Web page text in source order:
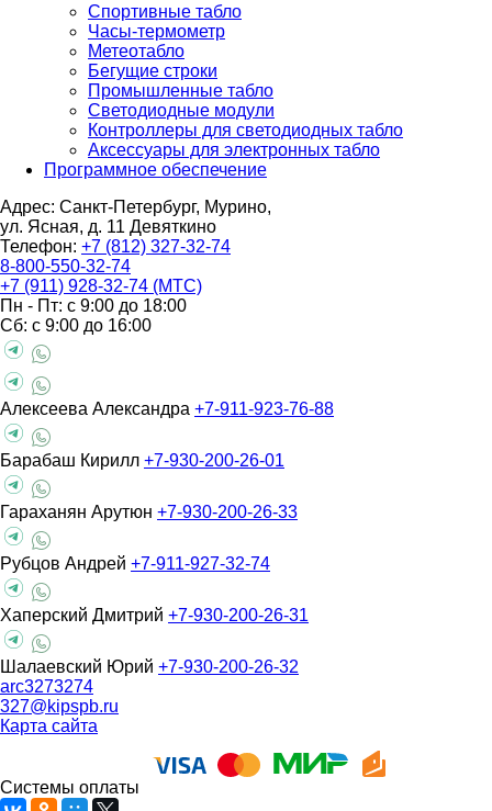
Спортивные табло
Часы-термометр
Метеотабло
Бегущие строки
Промышленные табло
Светодиодные модули
Контроллеры для светодиодных табло
Аксессуары для электронных табло
Программное обеспечение
Адрес: Санкт-Петербург, Мурино,
ул. Ясная, д. 11 Девяткино
Телефон: +7 (812) 327-32-74
8-800-550-32-74
+7 (911) 928-32-74 (МТС)
Пн - Пт: с 9:00 до 18:00
Сб: с 9:00 до 16:00
Алексеева Александра +7-911-923-76-88
Барабаш Кирилл +7-930-200-26-01
Гараханян Арутюн +7-930-200-26-33
Рубцов Андрей +7-911-927-32-74
Хаперский Дмитрий +7-930-200-26-31
Шалаевский Юрий +7-930-200-26-32
arc3273274
327@kipspb.ru
Карта сайта
Системы оплаты